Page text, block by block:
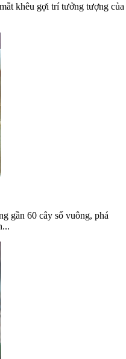
khêu gợi trí tưởng tượng của
gần 60 cây số vuông, phá